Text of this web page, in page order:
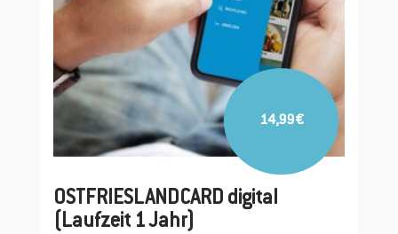
Details
OSTFRIESLANDCARD digital
(Laufzeit 1 Jahr)
14,99€